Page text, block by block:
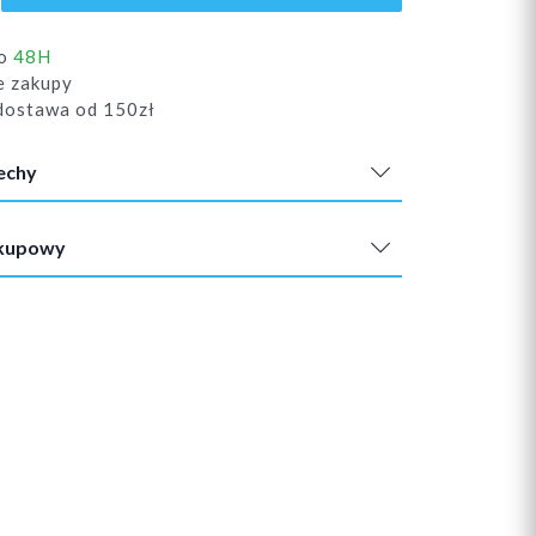
48H
zakupy
od 150zł